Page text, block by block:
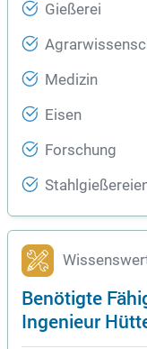
Gießerei
Medizin
Eisen
Forschung
Benötigte
Ingenieur